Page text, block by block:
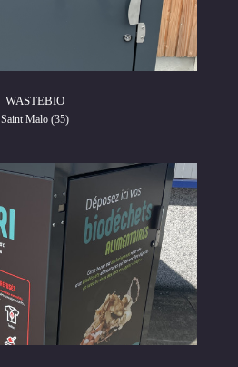
WASTEBIO
Saint Malo (35)